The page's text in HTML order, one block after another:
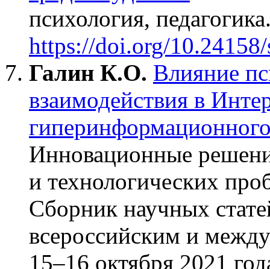
психология,
https://doi.org/
Галин К.О. Влияние
взаимодействия в
Инновационные
и технологических
Сборник научных
всероссийским и
15–16 октября 2021